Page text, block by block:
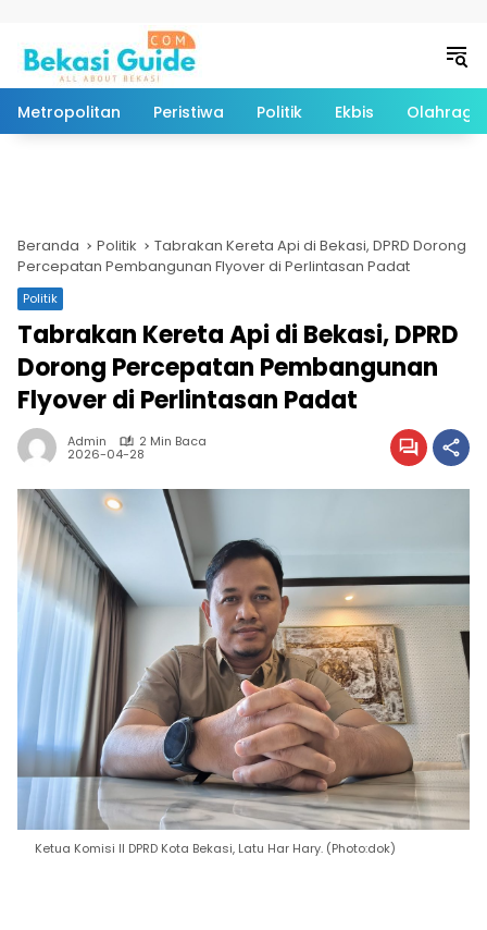
Metropolitan Peristiwa Politik Ekbis Olahraga
Beranda Politik
Tabrakan Kereta Api di Bekasi, DPRD Dorong
Percepatan Pembangunan Flyover di Perlintasan Padat
Politik
Tabrakan Kereta Api di Bekasi, DPRD
Dorong Percepatan Pembangunan
Flyover di Perlintasan Padat
Admin 2 Min Baca
2026-04-28
Ketua Komisi II DPRD Kota Bekasi, Latu Har Hary. (Photo:dok)